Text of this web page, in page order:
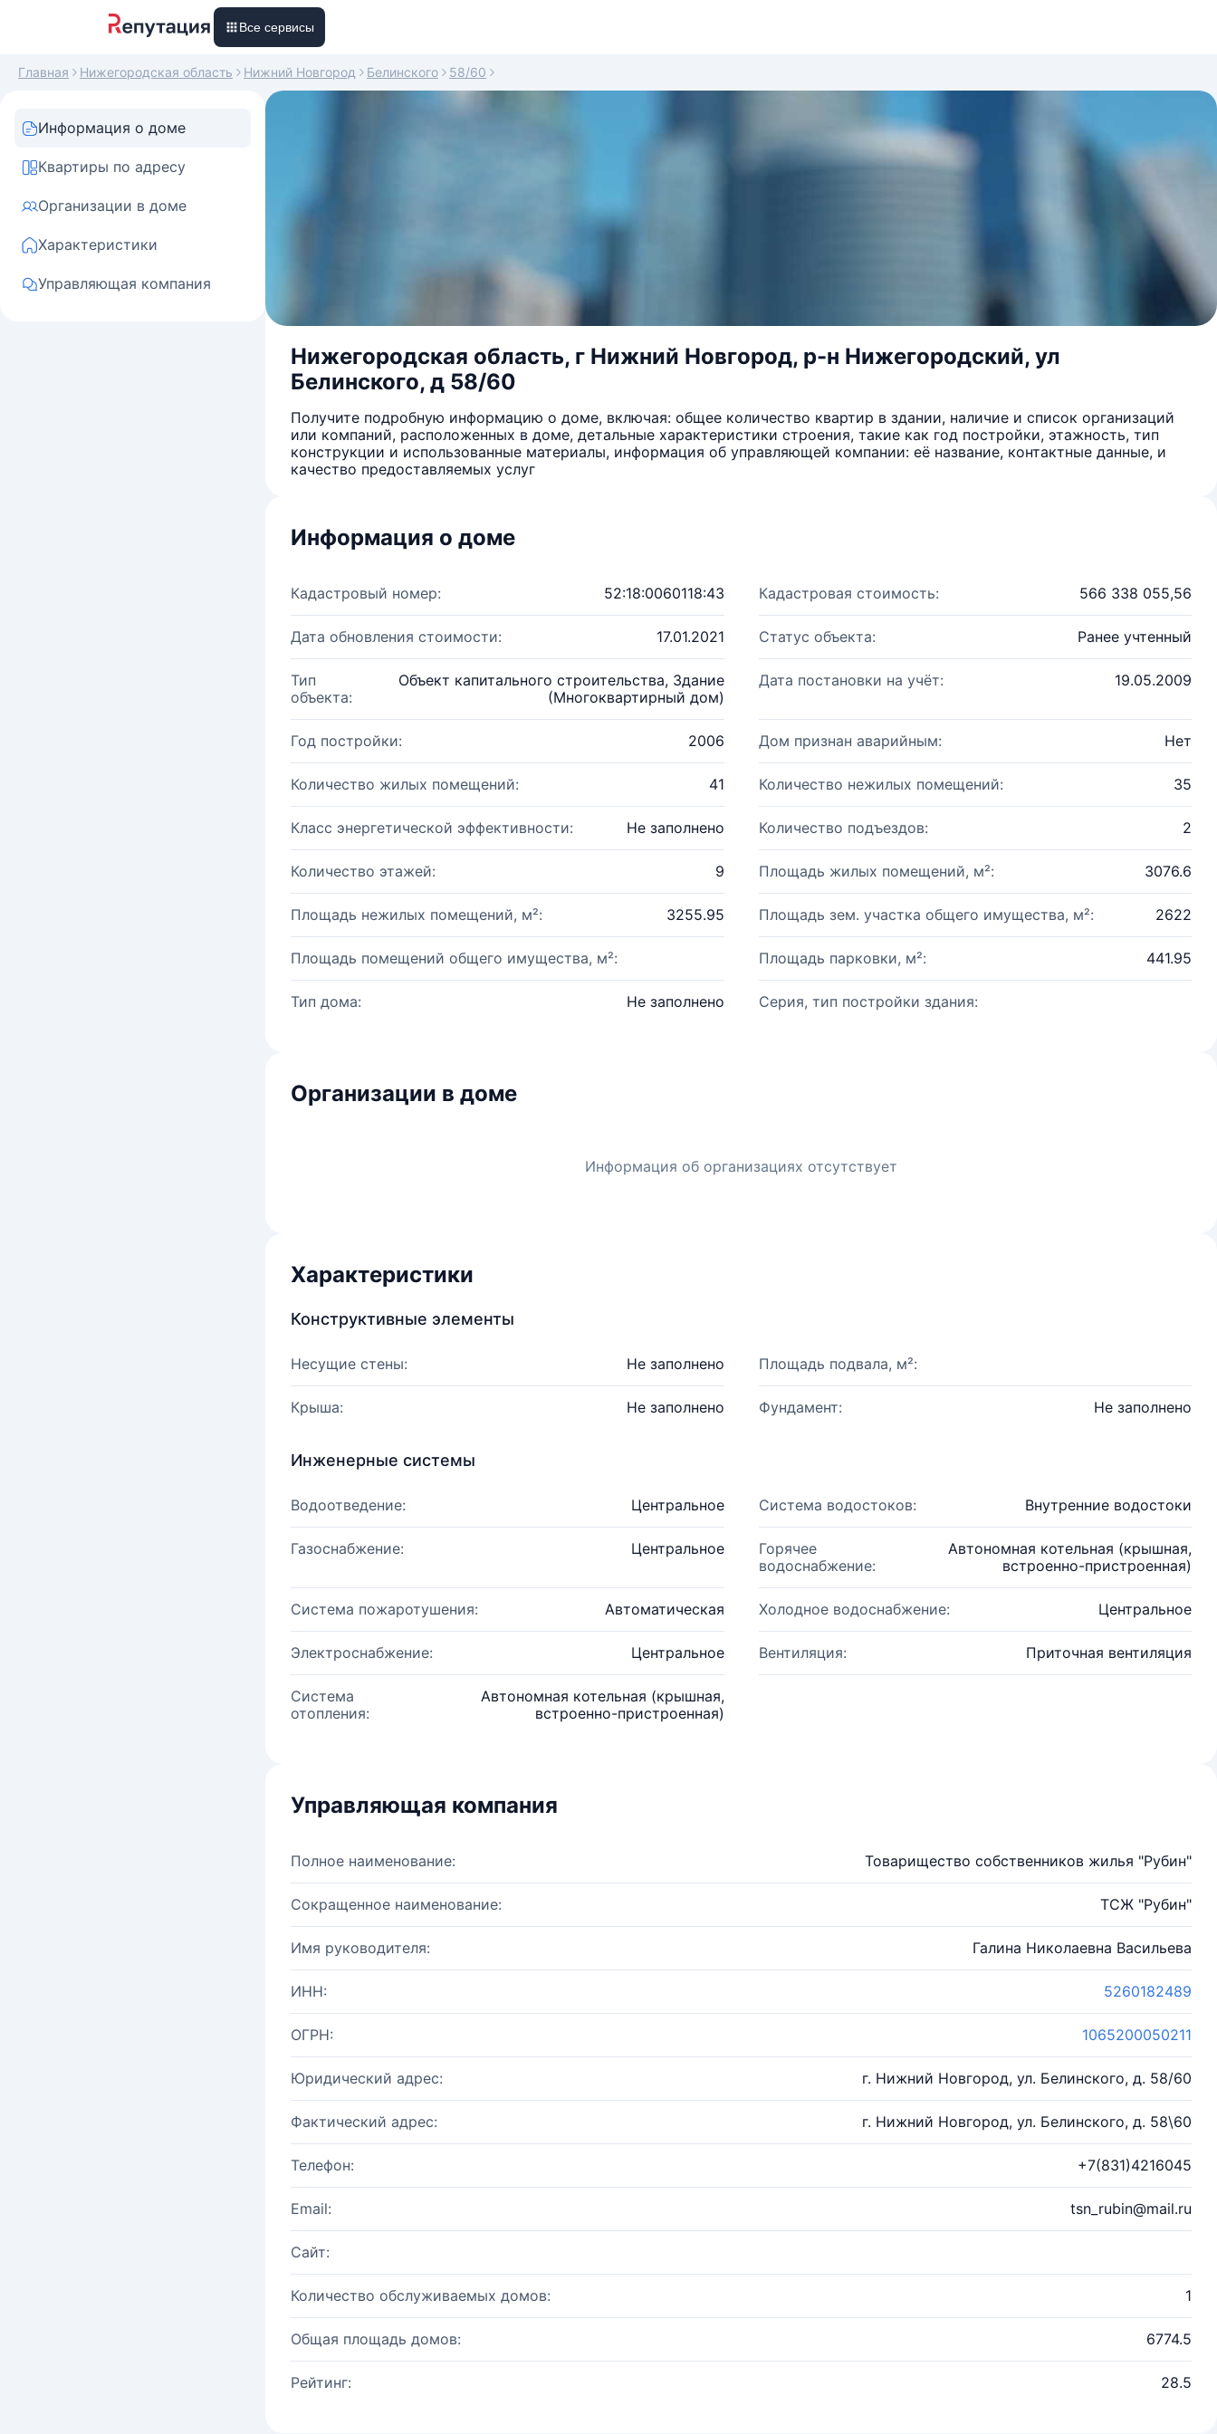
Все сервисы
Главная Нижегородская область Нижний Новгород Белинского 58/60
Информация о доме
Квартиры по адресу
Организации в доме
Характеристики
Управляющая компания
Нижегородская область, г Нижний Новгород, р-н Нижегородский, ул
Белинского, д 58/60
Получите подробную информацию о доме, включая: общее количество квартир в здании, наличие и список организаций
или компаний, расположенных в доме, детальные характеристики строения, такие как год постройки, этажность, тип
конструкции и использованные материалы, информация об управляющей компании: её название, контактные данные, и
качество предоставляемых услуг
Информация о доме
Кадастровый номер: 52:18:0060118:43 Кадастровая стоимость: 566 338 055,56
Дата обновления стоимости: 17.01.2021 Статус объекта: Ранее учтенный
Тип
объекта:
Объект капитального строительства, Здание
(Многоквартирный дом)
Дата постановки на учёт: 19.05.2009
Год постройки: 2006 Дом признан аварийным: Нет
Количество жилых помещений: 41 Количество нежилых помещений: 35
Класс энергетической эффективности: Не заполнено Количество подъездов: 2
Количество этажей: 9 Площадь жилых помещений, м²: 3076.6
Площадь нежилых помещений, м²: 3255.95 Площадь зем. участка общего имущества, м²: 2622
Площадь помещений общего имущества, м²: Площадь парковки, м²: 441.95
Тип дома: Не заполнено Серия, тип постройки здания:
Организации в доме
Информация об организациях отсутствует
Характеристики
Конструктивные элементы
Несущие стены: Не заполнено Площадь подвала, м²:
Крыша: Не заполнено Фундамент: Не заполнено
Инженерные системы
Водоотведение: Центральное Система водостоков: Внутренние водостоки
Газоснабжение: Центральное
Горячее
водоснабжение:
Автономная котельная (крышная,
встроенно-пристроенная)
Система пожаротушения: Автоматическая Холодное водоснабжение: Центральное
Электроснабжение: Центральное Вентиляция: Приточная вентиляция
Система
отопления:
Автономная котельная (крышная,
встроенно-пристроенная)
Управляющая компания
Полное наименование: Товарищество собственников жилья "Рубин"
Сокращенное наименование: ТСЖ "Рубин"
Имя руководителя: Галина Николаевна Васильева
ИНН: 5260182489
ОГРН: 1065200050211
Юридический адрес: г. Нижний Новгород, ул. Белинского, д. 58/60
Фактический адрес: г. Нижний Новгород, ул. Белинского, д. 58\60
Телефон: +7(831)4216045
Email: tsn_rubin@mail.ru
Сайт:
Количество обслуживаемых домов: 1
Общая площадь домов: 6774.5
Рейтинг: 28.5